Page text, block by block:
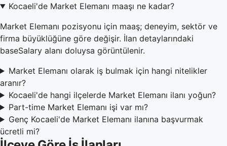
Kocaeli'de Market Elemanı maaşı ne kadar?
Market Elemanı pozisyonu için maaş; deneyim, sektör ve
firma büyüklüğüne göre değişir. İlan detaylarındaki
baseSalary alanı doluysa görüntülenir.
Market Elemanı olarak iş bulmak için hangi nitelikler
aranır?
Kocaeli'de hangi ilçelerde Market Elemanı ilanı yoğun?
Part-time Market Elemanı işi var mı?
Genç Kocaeli'de Market Elemanı ilanına başvurmak
ücretli mi?